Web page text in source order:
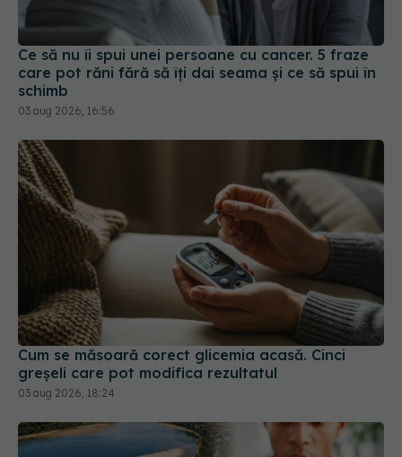
Ce să nu îi spui unei persoane cu cancer. 5 fraze
care pot răni fără să îți dai seama și ce să spui în
schimb
03 aug 2026, 16:56
Cum se măsoară corect glicemia acasă. Cinci
greșeli care pot modifica rezultatul
03 aug 2026, 18:24